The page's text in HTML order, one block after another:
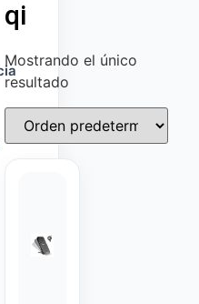
qi
Mostrando el único
resultado